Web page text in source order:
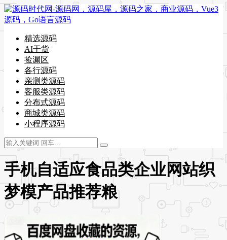
精选源码
AI干货
捡漏区
各行源码
亲测类源码
客服类源码
分布式源码
商城类源码
小程序源码
手机自适应食品类企业网站织
梦模产品推荐粮